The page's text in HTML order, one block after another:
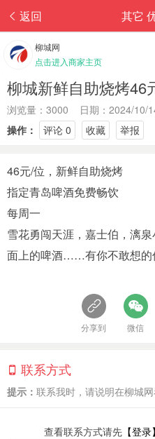
返回 其它
柳城网
点击进入商家主页
柳城新鲜自助烧烤46
浏览量：3000 日期：2024/10/
操作：
评论 0 收藏 举报
46元/位，新鲜自助烧烤
指定青岛啤酒免费畅饮
每周一
雪花勇闯天涯，嘉士伯，漓
面上的啤酒……有你不敢想的
分享到 微信
联系方式
提示： 联系我时，请说明在柳城网
查看联系方式请先 【登录】